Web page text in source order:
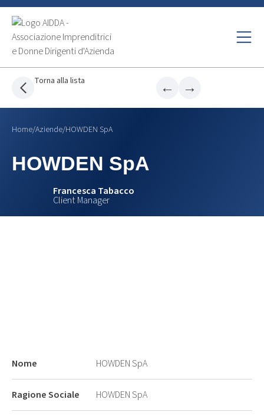
Torna alla lista ← →
Home/Aziende/HOWDEN SpA
HOWDEN SpA
Francesca Tabacco
Client Manager
Nome HOWDEN SpA
Ragione Sociale HOWDEN SpA